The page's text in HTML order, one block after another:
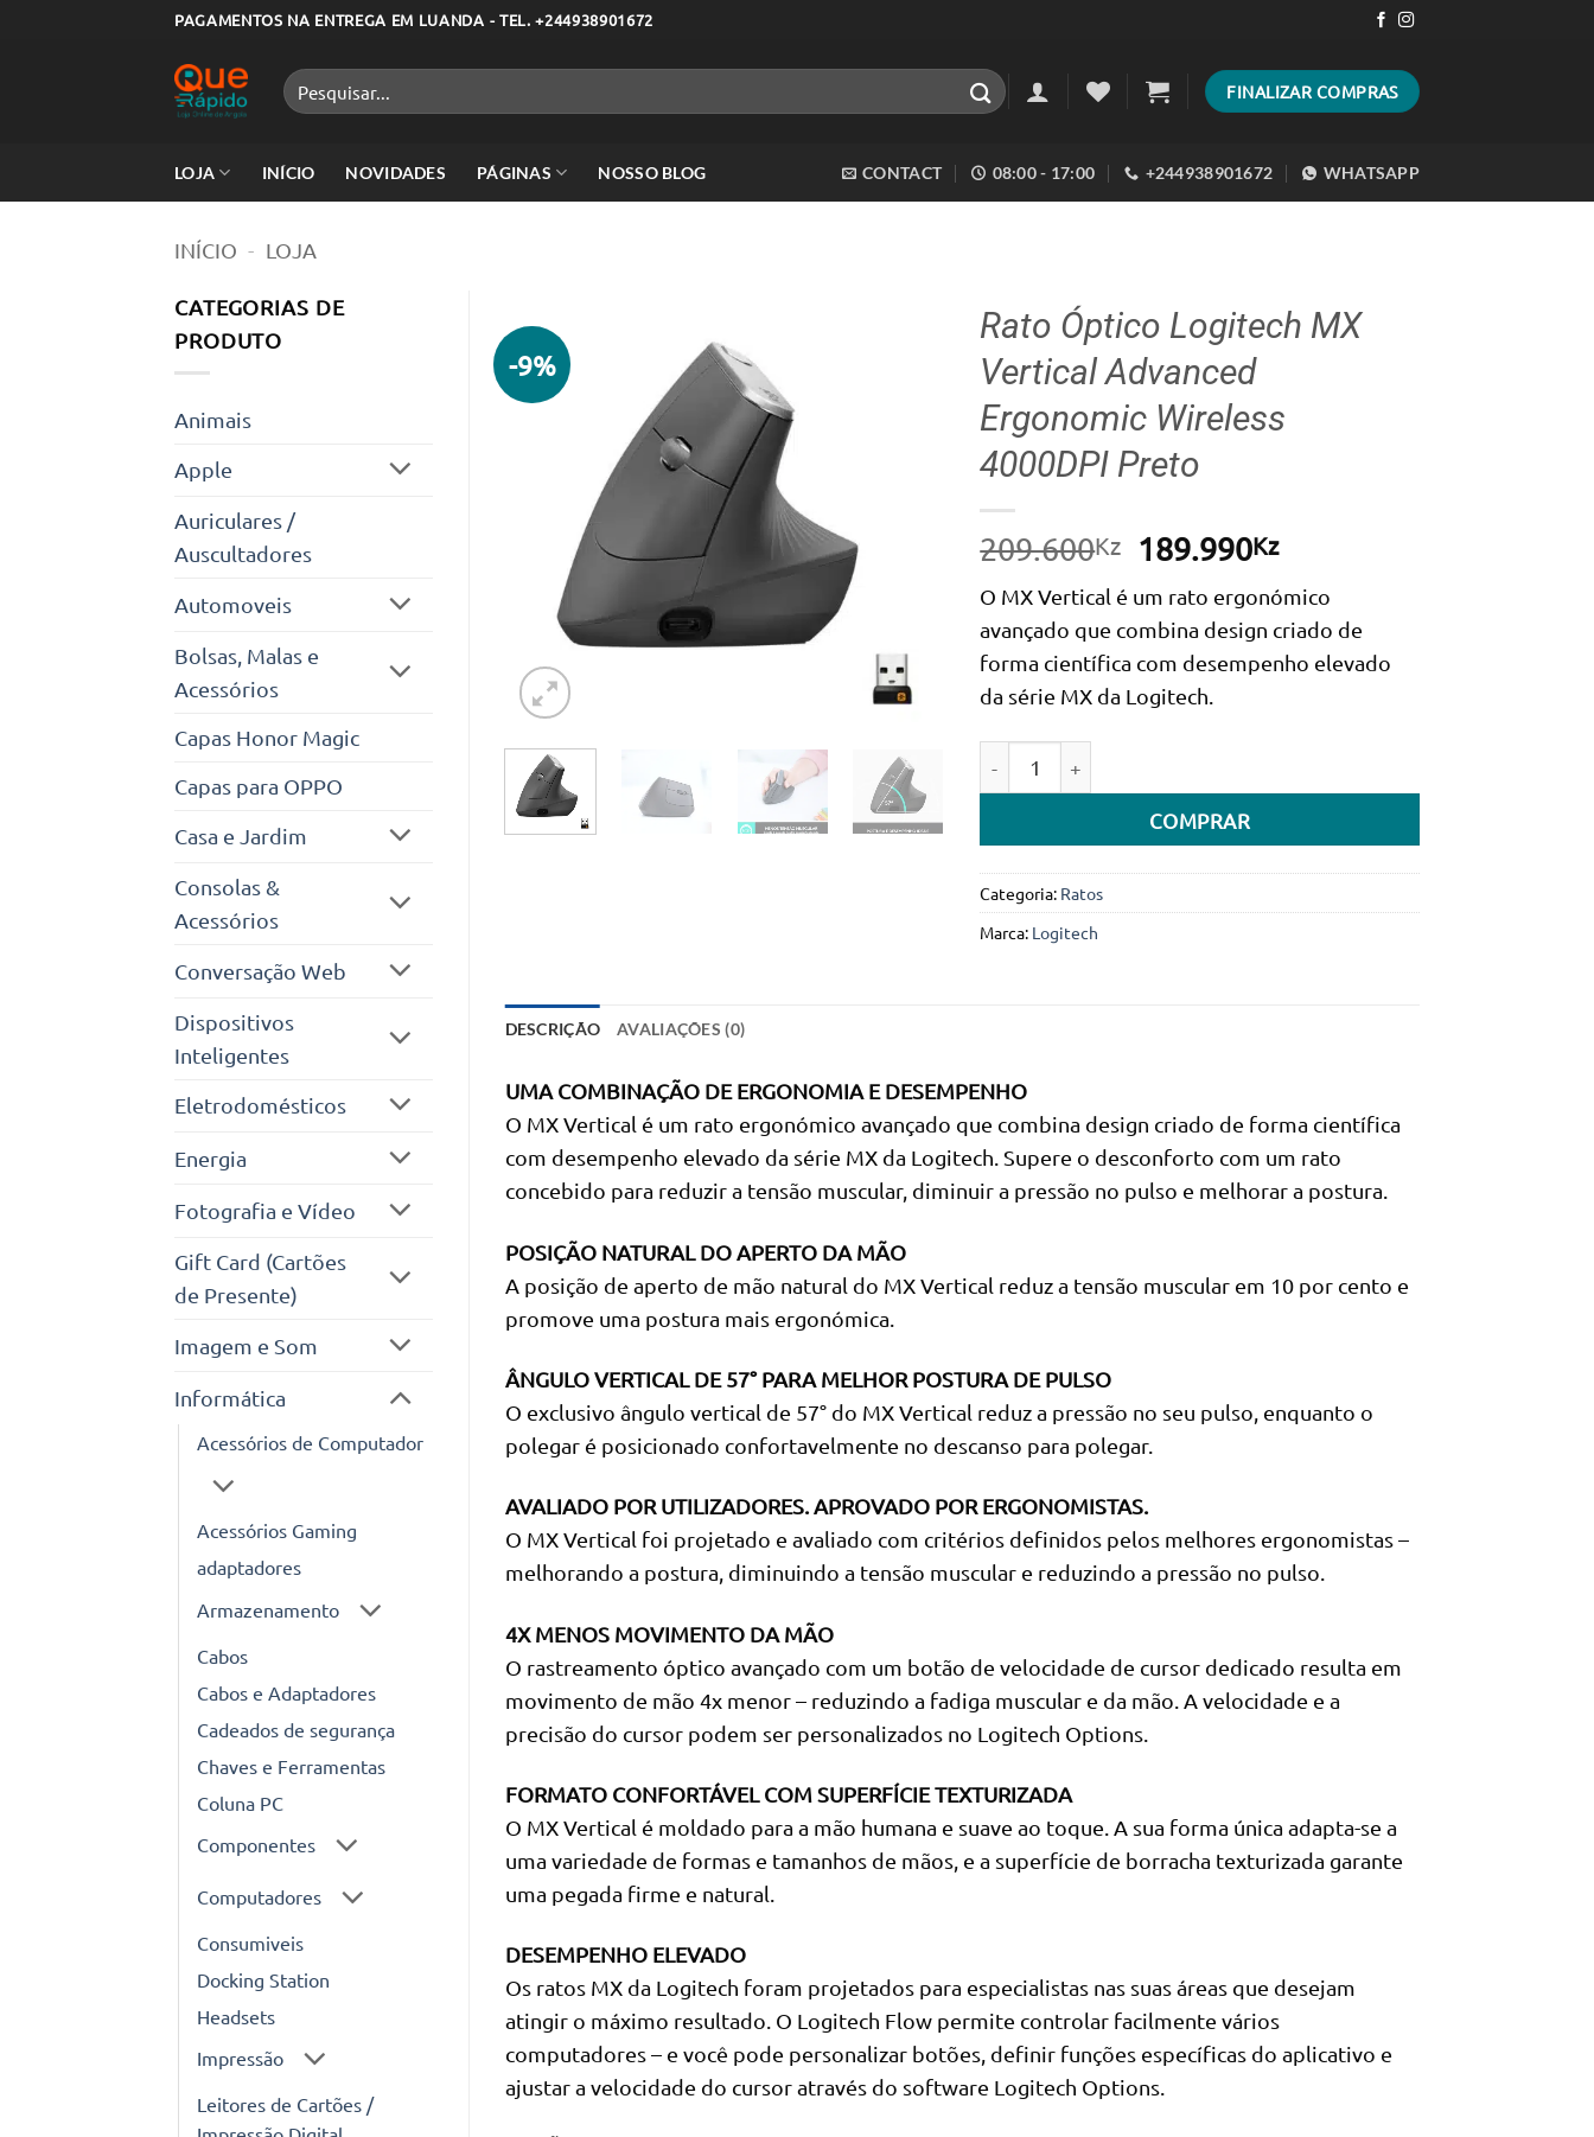
PAGAMENTOS NA ENTREGA EM LUANDA - TEL. +244938901672
Pesquisar
por:
FINALIZAR COMPRAS
LOJA INÍCIO NOVIDADES PÁGINAS NOSSO BLOG CONTACT 08:00 - 17:00 +244938901672 WHATSAPP
INÍCIO - LOJA
CATEGORIAS DE
PRODUTO
Animais
Apple
Auriculares /
Auscultadores
Automoveis
Bolsas, Malas e
Acessórios
Capas Honor Magic
Capas para OPPO
Casa e Jardim
Consolas &
Acessórios
Conversação Web
Dispositivos
Inteligentes
Eletrodomésticos
Energia
Fotografia e Vídeo
Gift Card (Cartões
de Presente)
Imagem e Som
Informática
Acessórios de Computador
Acessórios Gaming
adaptadores
Armazenamento
Cabos
Cabos e Adaptadores
Cadeados de segurança
Chaves e Ferramentas
Coluna PC
Componentes
Computadores
Consumiveis
Docking Station
Headsets
Impressão
Leitores de Cartões /
-9%
Rato Óptico Logitech MX
Vertical Advanced
Ergonomic Wireless
4000DPI Preto
209.600Kz O
original
era:
209.600Kz.
189.990KzO
atual
é:
189.990Kz.
O MX Vertical é um rato ergonómico
avançado que combina design criado de
forma científica com desempenho elevado
da série MX da Logitech.
COMPRAR
Categoria: Ratos
Marca: Logitech
DESCRIÇÃO AVALIAÇÕES (0)
UMA COMBINAÇÃO DE ERGONOMIA E DESEMPENHO
O MX Vertical é um rato ergonómico avançado que combina design criado de forma científica
com desempenho elevado da série MX da Logitech. Supere o desconforto com um rato
concebido para reduzir a tensão muscular, diminuir a pressão no pulso e melhorar a postura.
POSIÇÃO NATURAL DO APERTO DA MÃO
A posição de aperto de mão natural do MX Vertical reduz a tensão muscular em 10 por cento e
promove uma postura mais ergonómica.
ÂNGULO VERTICAL DE 57° PARA MELHOR POSTURA DE PULSO
O exclusivo ângulo vertical de 57° do MX Vertical reduz a pressão no seu pulso, enquanto o
polegar é posicionado confortavelmente no descanso para polegar.
AVALIADO POR UTILIZADORES. APROVADO POR ERGONOMISTAS.
O MX Vertical foi projetado e avaliado com critérios definidos pelos melhores ergonomistas –
melhorando a postura, diminuindo a tensão muscular e reduzindo a pressão no pulso.
4X MENOS MOVIMENTO DA MÃO
O rastreamento óptico avançado com um botão de velocidade de cursor dedicado resulta em
movimento de mão 4x menor – reduzindo a fadiga muscular e da mão. A velocidade e a
precisão do cursor podem ser personalizados no Logitech Options.
FORMATO CONFORTÁVEL COM SUPERFÍCIE TEXTURIZADA
O MX Vertical é moldado para a mão humana e suave ao toque. A sua forma única adapta-se a
uma variedade de formas e tamanhos de mãos, e a superfície de borracha texturizada garante
uma pegada firme e natural.
DESEMPENHO ELEVADO
Os ratos MX da Logitech foram projetados para especialistas nas suas áreas que desejam
atingir o máximo resultado. O Logitech Flow permite controlar facilmente vários
computadores – e você pode personalizar botões, definir funções específicas do aplicativo e
ajustar a velocidade do cursor através do software Logitech Options.